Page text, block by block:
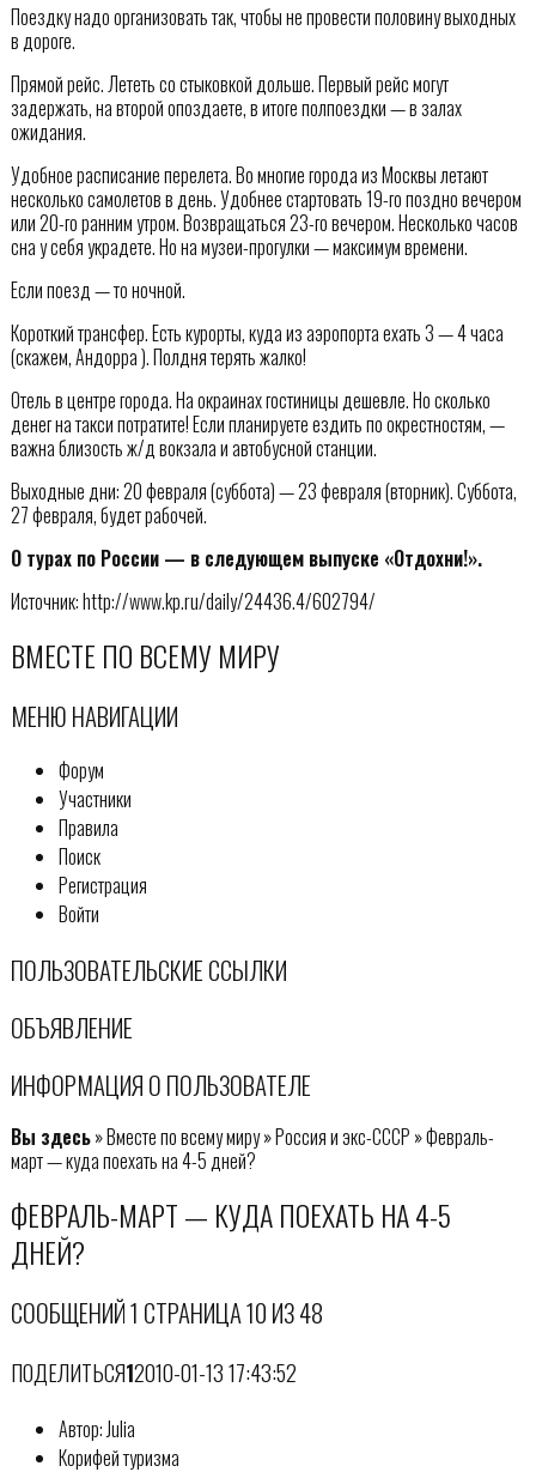
Поездку надо организовать так, чтобы не провести половину выходных
в дороге.
Прямой рейс. Лететь со стыковкой дольше. Первый рейс могут
задержать, на второй опоздаете, в итоге полпоездки — в залах
ожидания.
Удобное расписание перелета. Во многие города из Москвы летают
несколько самолетов в день. Удобнее стартовать 19-го поздно вечером
или 20-го ранним утром. Возвращаться 23-го вечером. Несколько часов
сна у себя украдете. Но на музеи-прогулки — максимум времени.
Если поезд — то ночной.
Короткий трансфер. Есть курорты, куда из аэропорта ехать 3 — 4 часа
(скажем, Андорра ). Полдня терять жалко!
Отель в центре города. На окраинах гостиницы дешевле. Но сколько
денег на такси потратите! Если планируете ездить по окрестностям, —
важна близость ж/д вокзала и автобусной станции.
Выходные дни: 20 февраля (суббота) — 23 февраля (вторник). Суббота,
27 февраля, будет рабочей.
О турах по России — в следующем выпуске «Отдохни!».
Источник: http://www.kp.ru/daily/24436.4/602794/
ВМЕСТЕ ПО ВСЕМУ МИРУ
МЕНЮ НАВИГАЦИИ
Форум
Участники
Правила
Поиск
Регистрация
Войти
ПОЛЬЗОВАТЕЛЬСКИЕ ССЫЛКИ
ОБЪЯВЛЕНИЕ
ИНФОРМАЦИЯ О ПОЛЬЗОВАТЕЛЕ
Вы здесь» Вместе по всему миру » Россия и экс-СССР » Февраль-
март — куда поехать на 4-5 дней?
ФЕВРАЛЬ-МАРТ — КУДА ПОЕХАТЬ НА 4-5
ДНЕЙ?
СООБЩЕНИЙ 1 СТРАНИЦА 10 ИЗ 48
ПОДЕЛИТЬСЯ12010-01-13 17:43:52
Автор: Julia
Корифей туризма